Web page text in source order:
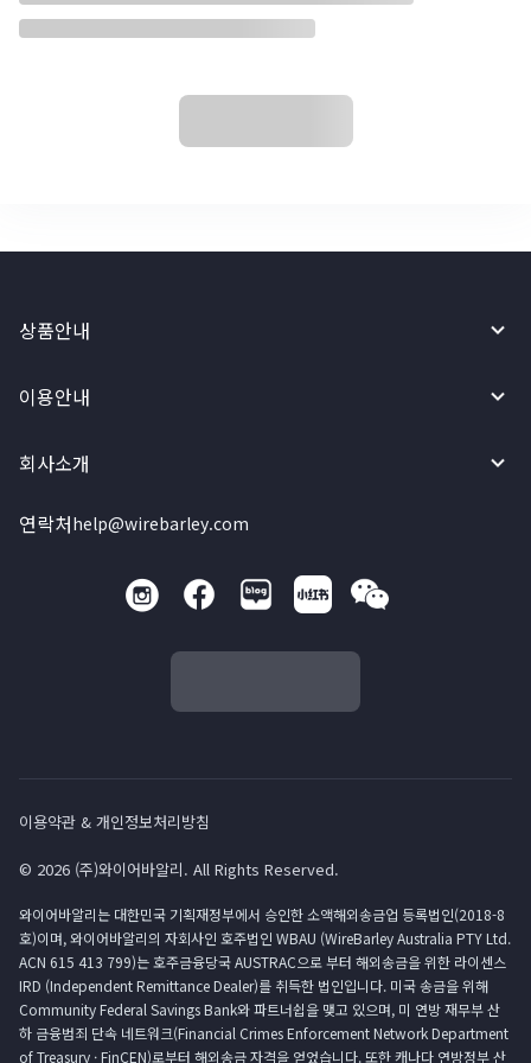
상품안내
이용안내
회사소개
연락처help@wirebarley.com
이용약관 & 개인정보처리방침
© 2026 (주)와이어바알리. All Rights Reserved.
와이어바알리는 대한민국 기획재정부에서 승인한 소액해외송금업 등록법인(2018-8
호)이며, 와이어바알리의 자회사인 호주법인 WBAU (WireBarley Australia PTY Ltd.
ACN 615 413 799)는 호주금융당국 AUSTRAC으로 부터 해외송금을 위한 라이센스
IRD (Independent Remittance Dealer)를 취득한 법인입니다. 미국 송금을 위해
Community Federal Savings Bank와 파트너쉽을 맺고 있으며, 미 연방 재무부 산
하 금융범죄 단속 네트워크(Financial Crimes Enforcement Network Department
of Treasury · FinCEN)로부터 해외송금 자격을 얻었습니다. 또한 캐나다 연방정부 산